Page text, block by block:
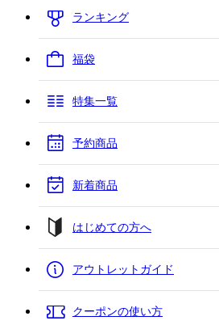
ランキング
福袋
特集一覧
予約商品
新着商品
はじめての方へ
アウトレットガイド
クーポンの使い方